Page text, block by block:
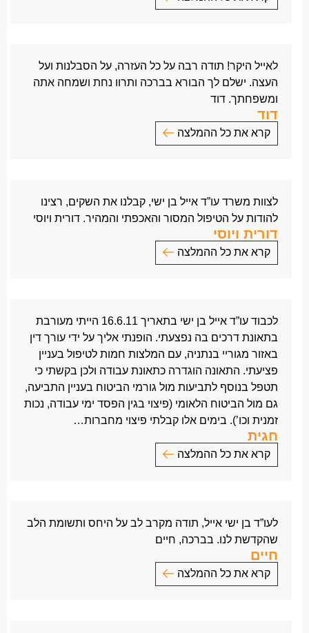
עבורנו הנתינה הקטנה הזו היא דבר גדול. היחס הקטן
120.
מעריכים עד אין קץ.
גדי, טליה וילדי משפחתון גבאי.
מאורן אזרד
לאייל היקר! תודה רבה על כל העזרה, על הסבלנות ועל
העצה. ישלם לך הבורא בברכה ותרוו נחת ושמחה אתה
ומשפחתך. דוד
דוד
קרא את כל ההמלצה
ומשפחתך.
דוד
לצוות משרד עו”ד אייל בן ישי, קבלנו את השקים, רצינו
להודות על הטיפול המסור והאכפתי והמהיר. דורית ויוסי
דורית ויוסי
קרא את כל ההמלצה
דורית ויוסי
לכבוד עו”ד אייל בן ישי בתאריך 16.6.11 הייתי מעורבת
בתאונת דרכים בה נפצעתי. הופנתי אליך על ידי עורך דין
באזור מגוריי בנתניה, עם המלצות חמות לטיפול בעניין
פציעתי. התאונה הוגדרה כתאונת עבודה ולכן בקשתי כי
תטפל בנוסף לתביעות מול גורמי הביטוח בעניין התביעה,
גם מול הביטוח הלאומי (פיצוי בגין הפסד ימי עבודה, נכות
זמנית וכו’). בימים אלו קבלתי פיצוי מחברות…
חגית
קרא את כל ההמלצה
הופנתי אליך על ידי עורך דין באזור מגוריי בנתניה, עם
המלצות חמות לטיפול בעניין פציעתי.
התאונה הוגדרה כתאונת עבודה ולכן בקשתי כי תטפל
בנוסף לתביעות מול גורמי הביטוח בעניין התביעה,
לעו”ד בן ישי אייל, תודה מקרב לב על היחס ותשומת הלב
שהקדשת לנו. בברכה, חיים
חיים
קרא את כל ההמלצה